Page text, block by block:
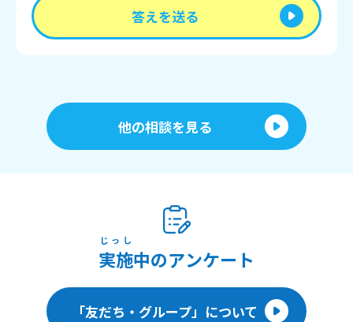
答えを送る
他の相談を見る
実施
じっし
中のアンケート
「友だち・グループ」について